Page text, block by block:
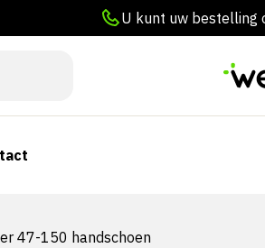
U kunt uw bestelling
47-150 handschoen